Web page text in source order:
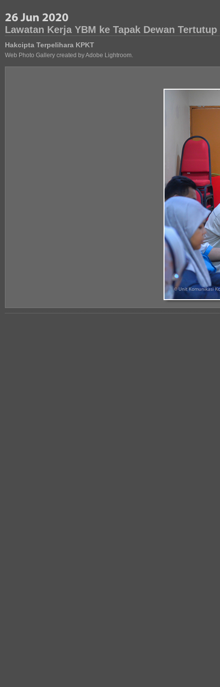
Lawatan Kerja YBM ke Tapak Dewan
Hakcipta Terpelihara KPKT
Web Photo Gallery created by Adobe Lightroom.